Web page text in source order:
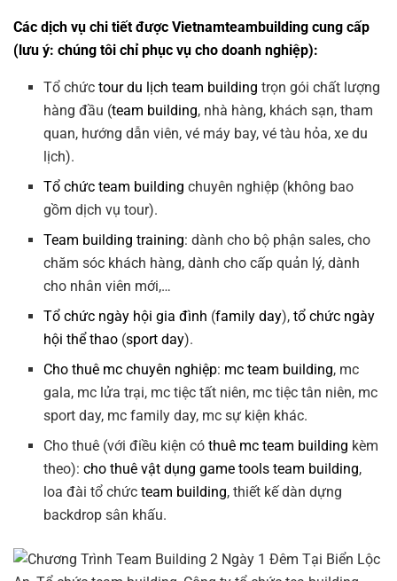
Các dịch vụ chi tiết được Vietnamteambuilding cung cấp
(lưu ý: chúng tôi chỉ phục vụ cho doanh nghiệp):
Tổ chứctour du lịch team building trọn gói chất lượng
hàng đầu (team building, nhà hàng, khách sạn, tham
quan, hướng dẫn viên, vé máy bay, vé tàu hỏa, xe du
lịch).
Tổ chức team building chuyên nghiệp (không bao
gồm dịch vụ tour).
Team building training: dành cho bộ phận sales, cho
chăm sóc khách hàng, dành cho cấp quản lý, dành
cho nhân viên mới,…
Tổ chức ngày hội gia đình (family day),tổ chức ngày
hội thể thao (sport day).
Cho thuê mc chuyên nghiệp: mc team building, mc
gala, mc lửa trại, mc tiệc tất niên, mc tiệc tân niên, mc
sport day, mc family day, mc sự kiện khác.
Cho thuê (với điều kiện cóthuê mc team building kèm
theo):cho thuê vật dụng game tools team building,
loa đài tổ chứcteam building, thiết kế dàn dựng
backdrop sân khấu.